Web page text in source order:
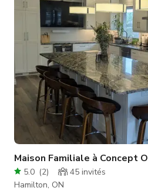
souvent a
Maison Familiale à Concept
5.0 (2) 45 invités
Hamilton, ON